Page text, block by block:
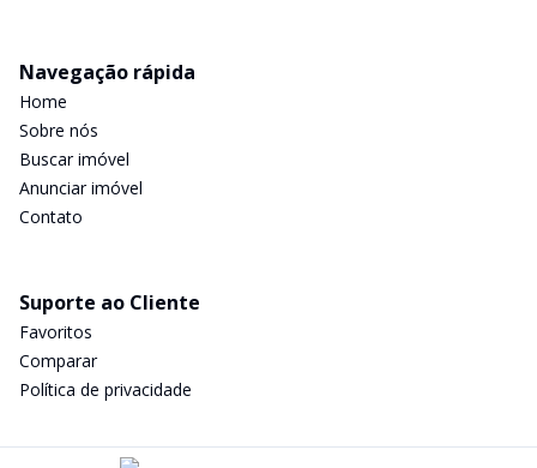
Navegação rápida
Home
Sobre nós
Buscar imóvel
Anunciar imóvel
Contato
Suporte ao Cliente
Favoritos
Comparar
Política de privacidade